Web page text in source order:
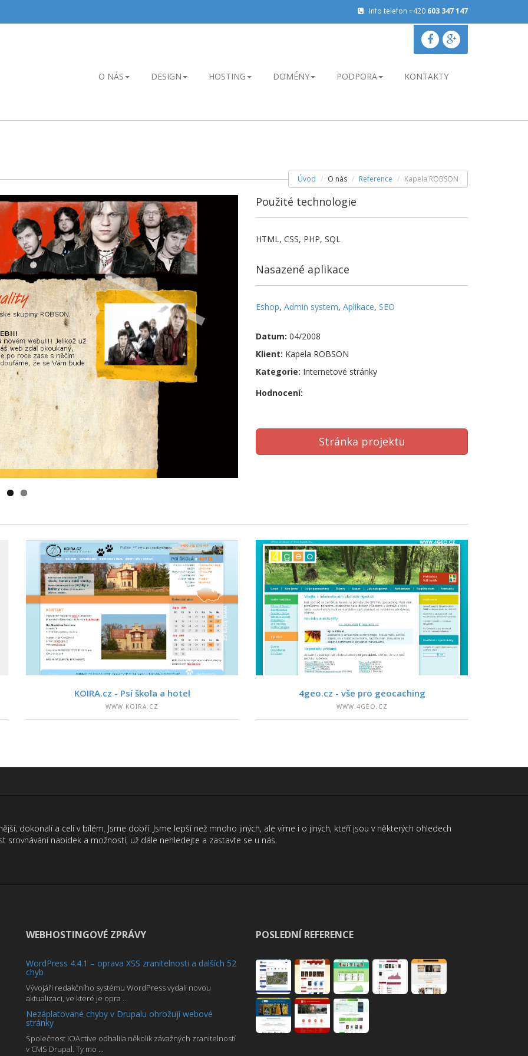
Info telefon +420 603 347 147
O NÁS DESIGN HOSTING DOMÉNY PODPORA KONTAKTY
Úvod O nás Reference Kapela ROBSON
Kapela ROBSON
Použité technologie
HTML, CSS, PHP, SQL
Nasazené aplikace
Eshop, Admin system, Aplikace, SEO
Datum: 04/2008
Klient: Kapela ROBSON
Kategorie: Internetové stránky
Hodnocení:
Stránka projektu
PODROBNOSTI
KOIRA.cz - Psí škola a hotel
WWW.KOIRA.CZ
PODROBNOSTI
4geo.cz - vše pro geocaching
WWW.4GEO.CZ
dokonalí a celí v bílém. Jsme dobří. Jsme lepší než mnoho jiných, ale víme i o jiných, kteří jsou v některých ohledech
srovnávání nabídek a možností, už dále nehledejte a zastavte se u nás.
WEBHOSTINGOVÉ ZPRÁVY
WordPress 4.4.1 – oprava XSS zranitelnosti a dalších 52
chyb
Vývojáři redakčního systému WordPress vydali novou
aktualizaci, ve které je opra ...
Nezáplatované chyby v Drupalu ohrožují webové
stránky
Společnost IOActive odhalila několik závažných zranitelností
v CMS Drupal. Ty mo ...
POSLEDNÍ REFERENCE